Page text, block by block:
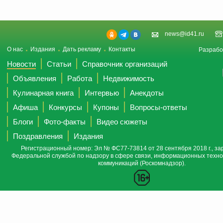
news@id41.ru
О нас Издания Дать рекламу Контакты
Новости Статьи
Справочник организаций
Объявления
Работа
Недвижимость
Кулинарная книга
Интервью
Анекдоты
Афиша
Конкурсы Купоны
Вопросы-ответы
Блоги
Фото-факты
Видео сюжеты
Поздравления
Издания
Регистрационный номер: Эл № ФС77-73814 от 28 сентября 2018 г.,
Федеральной службой по надзору в сфере связи, информационных
коммуникаций (Роскомнадзор).